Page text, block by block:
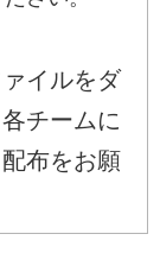
イルをダ
チームに
布をお願